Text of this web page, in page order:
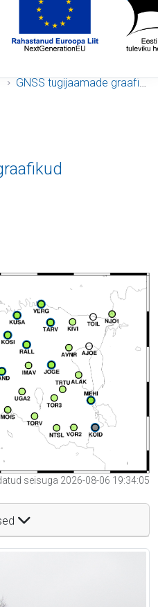
GNSS tugijaamade graafikud
seisuga 2026-08-06 19:34:05